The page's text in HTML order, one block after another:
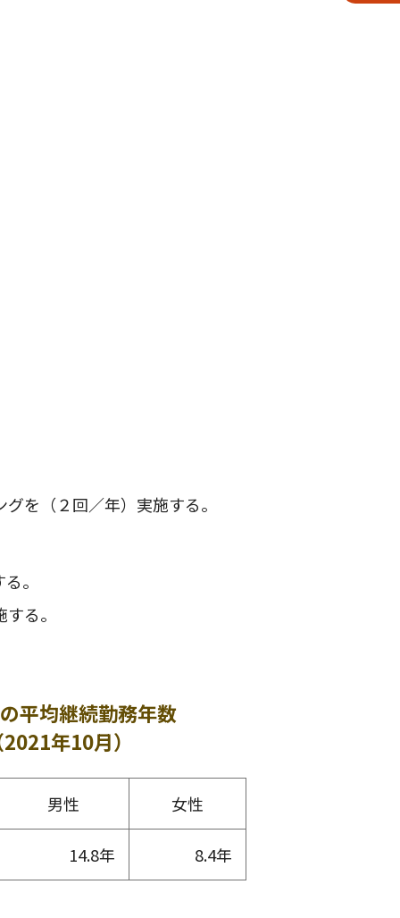
を（２回／年）実施する。
。
る。
平均継続勤務年数
年10月）
男性 女性
14.8年 8.4年